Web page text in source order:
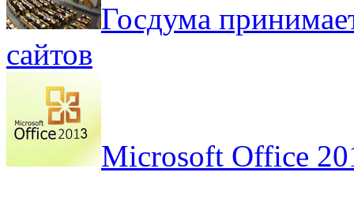
Госдума
сайтов
Microsoft Office